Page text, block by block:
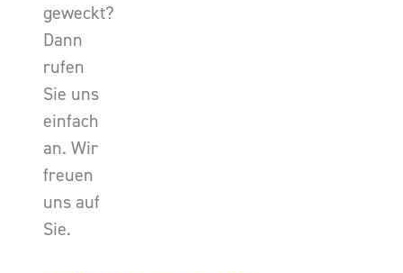
geweckt?
Dann
rufen
Sie uns
einfach
an. Wir
freuen
uns auf
Sie.